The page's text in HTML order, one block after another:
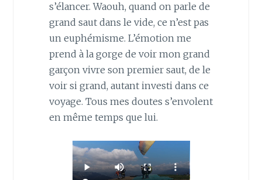
s’élancer. Waouh, quand on parle de
grand saut dans le vide, ce n’est pas
un euphémisme. L’émotion me
prend à la gorge de voir mon grand
garçon vivre son premier saut, de le
voir si grand, autant investi dans ce
voyage. Tous mes doutes s’envolent
en même temps que lui.